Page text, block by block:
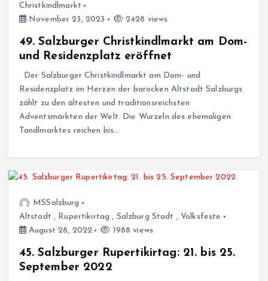
Christkindlmarkt
November 23, 2023
2428 views
49. Salzburger Christkindlmarkt am Dom-
und Residenzplatz eröffnet
Der Salzburger Christkindlmarkt am Dom- und
Residenzplatz im Herzen der barocken Altstadt Salzburgs
zählt zu den ältesten und traditionsreichsten
Adventsmärkten der Welt. Die Wurzeln des ehemaligen
Tandlmarktes reichen bis…
MSSalzburg
Altstadt , Rupertikirtag , Salzburg Stadt , Volksfeste
August 28, 2022
1988 views
45. Salzburger Rupertikirtag: 21. bis 25.
September 2022